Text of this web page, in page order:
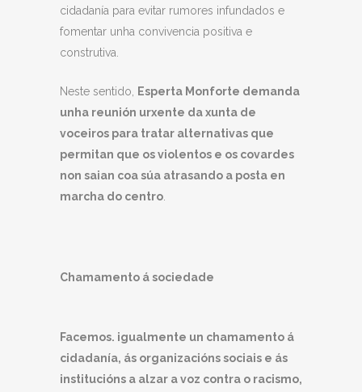
cidadanía para evitar rumores infundados e
fomentar unha convivencia positiva e
construtiva.
Neste sentido, Esperta Monforte demanda
unha reunión urxente da xunta de
voceiros para tratar alternativas que
permitan que os violentos e os covardes
non saian coa súa atrasando a posta en
marcha do centro.
Chamamento á sociedade
Facemos. igualmente un chamamento á
cidadanía, ás organizacións sociais e ás
institucións a alzar a voz contra o racismo,